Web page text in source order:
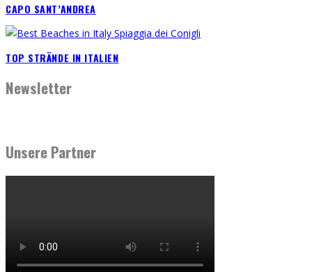
CAPO SANT’ANDREA
TOP STRÄNDE IN ITALIEN
Newsletter
Unsere Partner